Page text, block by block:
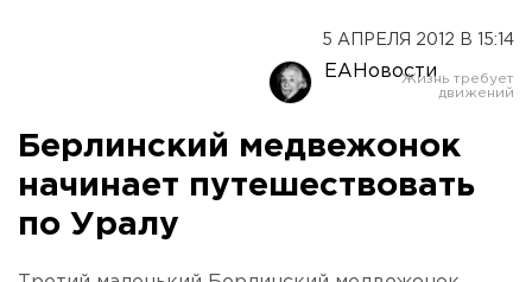
Оренбург
5 АПРЕЛЯ 2012 В 15:14
ЕАНовости
Берлинский медвежонок
начинает путешествовать
по Уралу